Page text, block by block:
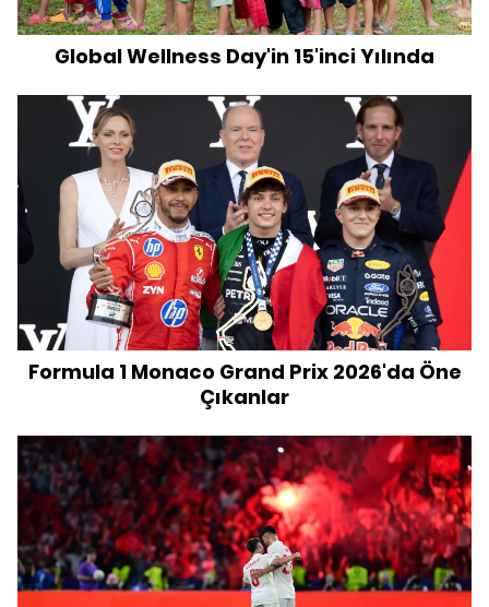
Global Wellness Day'in 15'inci Yılında
Formula 1 Monaco Grand Prix 2026'da Öne
Çıkanlar